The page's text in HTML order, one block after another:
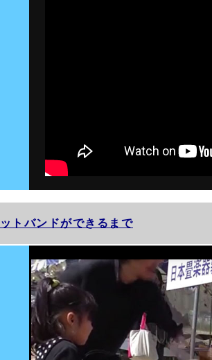
トバンドができるまで